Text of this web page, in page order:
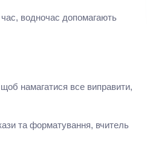
час, водночас допомагають
намагатися все виправити,
та форматування, вчитель